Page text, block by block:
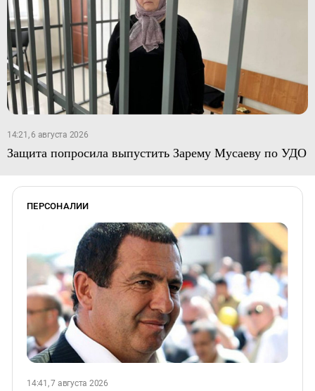
14:21, 6 августа 2026
Защита попросила выпустить Зарему Мусаеву по УДО
ПЕРСОНАЛИИ
14:41, 7 августа 2026